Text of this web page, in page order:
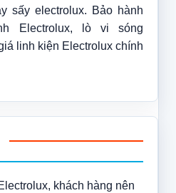
sấy electrolux. Bảo hành
Electrolux, lò vi sóng
linh kiện Electrolux chính
khách hàng nên